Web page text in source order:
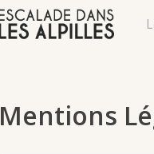
Mentions